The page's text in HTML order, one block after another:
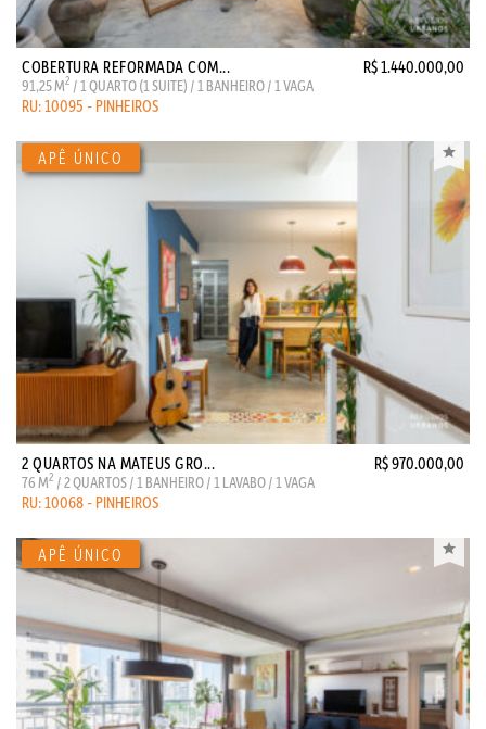
COBERTURA REFORMADA COM... R$ 1.440.000,00
91,25 M2 / 1 QUARTO (1 SUITE) / 1 BANHEIRO / 1 VAGA
RU: 10095 - PINHEIROS
2 QUARTOS NA MATEUS GRO... R$ 970.000,00
76 M2 / 2 QUARTOS / 1 BANHEIRO / 1 LAVABO / 1 VAGA
RU: 10068 - PINHEIROS